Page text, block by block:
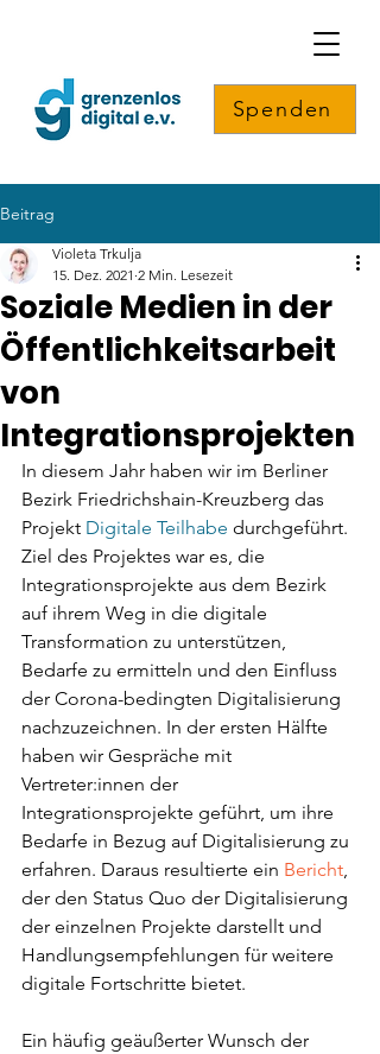
Spenden
Beitrag
Soziale Medien in der
Öffentlichkeitsarbeit
von
Integrationsprojekten
Violeta Trkulja
15. Dez. 2021 2 Min. Lesezeit
In diesem Jahr haben wir im Berliner
Bezirk Friedrichshain-Kreuzberg das
Projekt Digitale Teilhabe durchgeführt.
Ziel des Projektes war es, die
Integrationsprojekte aus dem Bezirk
auf ihrem Weg in die digitale
Transformation zu unterstützen,
Bedarfe zu ermitteln und den Einfluss
der Corona-bedingten Digitalisierung
nachzuzeichnen. In der ersten Hälfte
haben wir Gespräche mit
Vertreter:innen der
Integrationsprojekte geführt, um ihre
Bedarfe in Bezug auf Digitalisierung zu
erfahren. Daraus resultierte ein Bericht,
der den Status Quo der Digitalisierung
der einzelnen Projekte darstellt und
Handlungsempfehlungen für weitere
digitale Fortschritte bietet.
Ein häufig geäußerter Wunsch der